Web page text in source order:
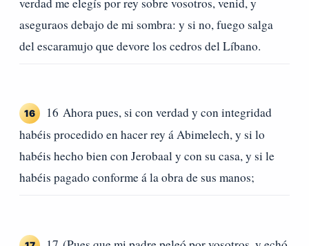
aseguraos debajo de mi sombra: y si no, fuego salga
del escaramujo que devore los cedros del Líbano.
16
16 Ahora pues, si con verdad y con integridad
habéis procedido en hacer rey á Abimelech, y si lo
habéis hecho bien con Jerobaal y con su casa, y si le
habéis pagado conforme á la obra de sus manos;